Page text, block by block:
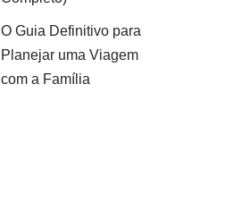
O Guia Definitivo para
Planejar uma Viagem
com a Família